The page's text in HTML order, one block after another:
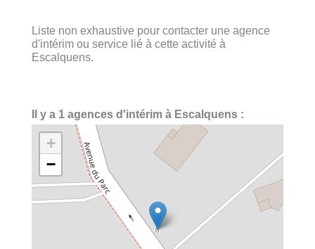
Liste non exhaustive pour contacter une agence
d'intérim ou service lié à cette activité à
Escalquens.
Il y a 1 agences d'intérim à Escalquens :
+
−